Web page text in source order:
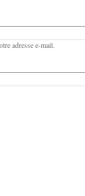
adresse e-mail.